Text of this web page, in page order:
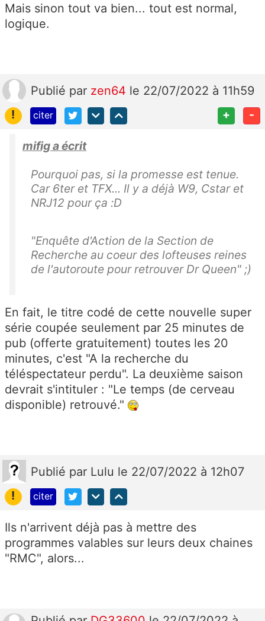
Mais sinon tout va bien... tout est normal,
logique.
Publié par zen64 le 22/07/2022 à 11h59
!
citer + -
mifig a écrit
Pourquoi pas, si la promesse est tenue.
Car 6ter et TFX... Il y a déjà W9, Cstar et
NRJ12 pour ça :D
"Enquête d'Action de la Section de
Recherche au coeur des lofteuses reines
de l'autoroute pour retrouver Dr Queen" ;)
En fait, le titre codé de cette nouvelle super
série coupée seulement par 25 minutes de
pub (offerte gratuitement) toutes les 20
minutes, c'est "A la recherche du
téléspectateur perdu". La deuxième saison
devrait s'intituler : "Le temps (de cerveau
disponible) retrouvé."
Publié par Lulu le 22/07/2022 à 12h07
!
citer
Ils n'arrivent déjà pas à mettre des
programmes valables sur leurs deux chaines
"RMC", alors...